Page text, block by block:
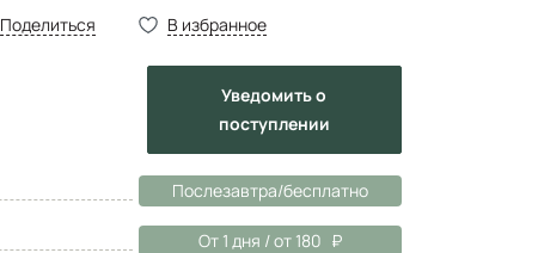
Поделиться В избранное
Уведомитьо
поступлении
Послезавтра/бесплатно
От 1 дня / от 180